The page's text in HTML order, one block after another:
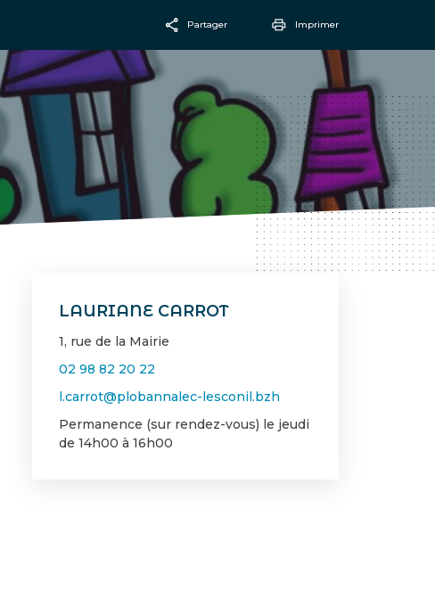
Partager
Email
Imprimer
LAURIANE CARROT
1, rue de la Mairie
02 98 82 20 22
l.carrot@plobannalec-lesconil.bzh
Permanence (sur rendez-vous) le jeudi
de 14h00 à 16h00